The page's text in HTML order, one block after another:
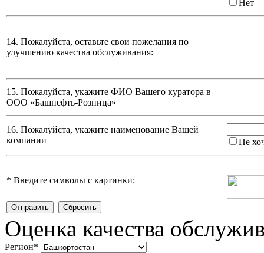
Нет
14. Пожалуйста, оставьте свои пожелания по
улучшению качества обслуживания:
15. Пожалуйста, укажите ФИО Вашего куратора в
ООО «Башнефть-Розница»
16. Пожалуйста, укажите наименование Вашей
компании
Не
* Введите символы с картинки:
Оценка качества
Регион*